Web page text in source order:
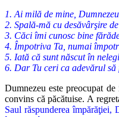
1. Ai milă de mine,
2. Spală-mă cu desăvârşire
3. Căci îmi cunosc bine
4. Împotriva Ta, numai
5. Iată că sunt născut în
6. Dar Tu ceri ca adevărul
Dumnezeu este preocupat
convins că păcătuise. A
Saul răspunderea